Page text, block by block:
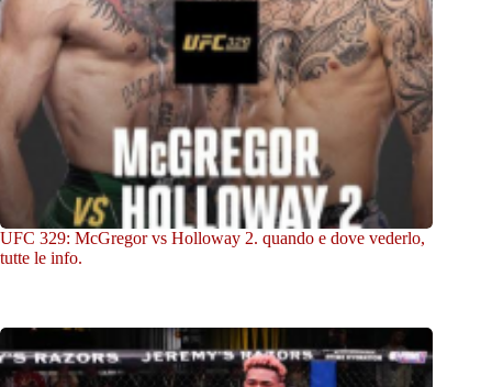
UFC 329: McGregor vs Holloway 2. quando e dove vederlo,
tutte le info.